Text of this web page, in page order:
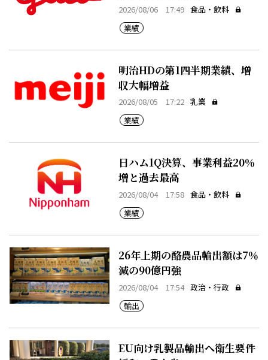
2026/08/06 17:49 食品・飲料
業績
明治HDの第1四半期業績、増
収大幅増益
2026/08/05 17:22 乳業
業績
日ハム1Q決算、事業利益20％
増と過去最高
2026/08/04 17:58 食品・飲料
業績
26年上期の酪農品輸出額は7％
減の90億円強
2026/08/04 17:54 政治・行政
輸出
EU向け乳製品輸出へ衛生要件